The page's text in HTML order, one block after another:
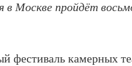
в Москве пройдёт
фестиваль камерных